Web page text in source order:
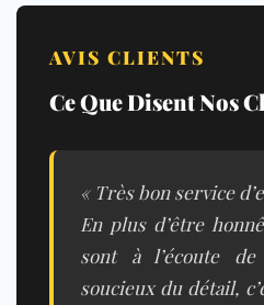
AVIS CLIENTS
Ce Que Disent Nos
« Très bon service
En plus d’être
sont à l’écoute
soucieux du détail,